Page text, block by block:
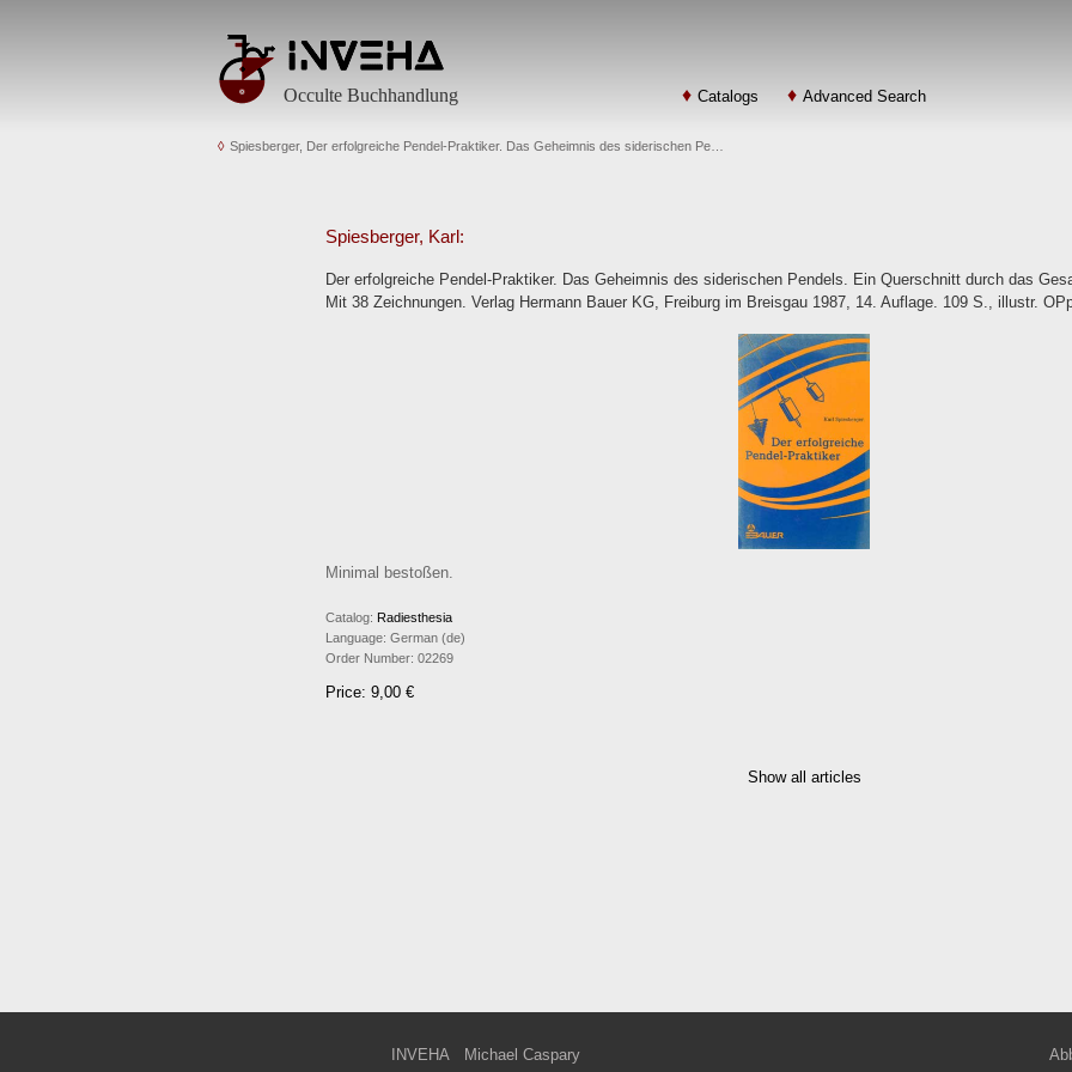
Occulte Buchhandlung Catalogs Advanced Search
Spiesberger, Der erfolgreiche Pendel-Praktiker. Das Geheimnis des siderischen Pe…
Spiesberger, Karl:
Der erfolgreiche Pendel-Praktiker. Das Geheimnis des siderischen Pendels. Ein Querschnitt durch das
Mit 38 Zeichnungen. Verlag Hermann Bauer KG, Freiburg im Breisgau 1987, 14. Auflage. 109 S., illustr.
Minimal bestoßen.
Catalog: Radiesthesia
Language: German (de)
Order Number: 02269
Price: 9,00 €
Show all articles
INVEHA
Michael Caspary